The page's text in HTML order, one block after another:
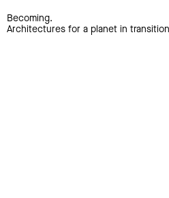
Becoming.
Architectures for a planet in transition